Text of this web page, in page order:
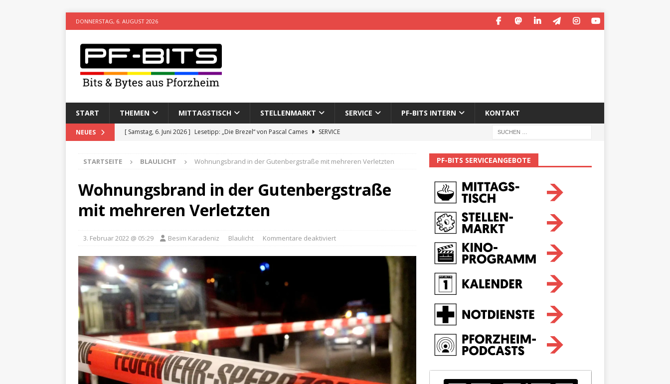
DONNERSTAG, 6. AUGUST 2026
START THEMEN MITTAGSTISCH STELLENMARKT SERVICE PF-BITS INTERN KONTAKT
NEUES [ Samstag, 6. Juni 2026 ] Lesetipp: „Die Brezel“ von Pascal Cames
SERVICE
[ Sonntag, 15. Februar 2026 ]
Aufzeichnung des 65. Fasnetsumzugs Dillweißenstein
VERANSTALTUNGEN
[ Donnerstag, 11. Dezember 2025 ]
[ Mittwoch, 5. August 2026 ] Besim Karadeniz: Der Mann hinter PF-Bits lebt nicht mehr
STARTSEITE BLAULICHT Wohnungsbrand in der Gutenbergstraße mit mehreren Verletzten
Wohnungsbrand in der Gutenbergstraße
mit mehreren Verletzten
3. Februar 2022 @ 05:29 Besim Karadeniz Blaulicht Kommentare deaktiviert
PF-BITS SERVICEANGEBOTE